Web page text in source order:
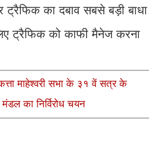
का दबाव सबसे बड़ी बाधा
ट्रैफिक को काफी मैनेज करना
माहेश्वरी सभा के ३१ वें सत्र के
मंडल का निर्विरोध चयन